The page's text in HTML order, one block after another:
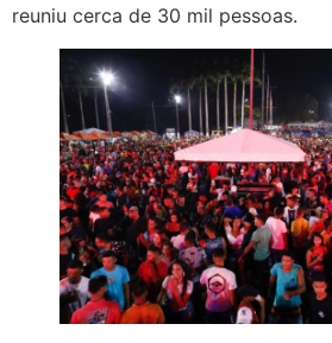
reuniu cerca de 30 mil pessoas.